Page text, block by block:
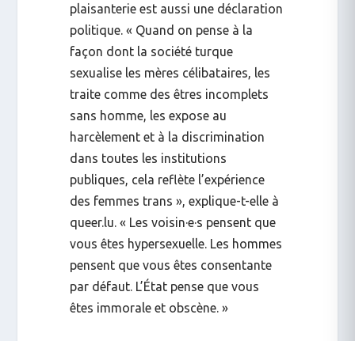
plaisanterie est aussi une déclaration
politique. « Quand on pense à la
façon dont la société turque
sexualise les mères célibataires, les
traite comme des êtres incomplets
sans homme, les expose au
harcèlement et à la discrimination
dans toutes les institutions
publiques, cela reflète l’expérience
des femmes trans », explique-t-elle à
queer.lu . « Les voisin·e·s pensent que
vous êtes hypersexuelle. Les hommes
pensent que vous êtes consentante
par défaut. L’État pense que vous
êtes immorale et obscène. »